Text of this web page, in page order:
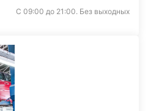
С 09:00 до 21:00. Без выходных